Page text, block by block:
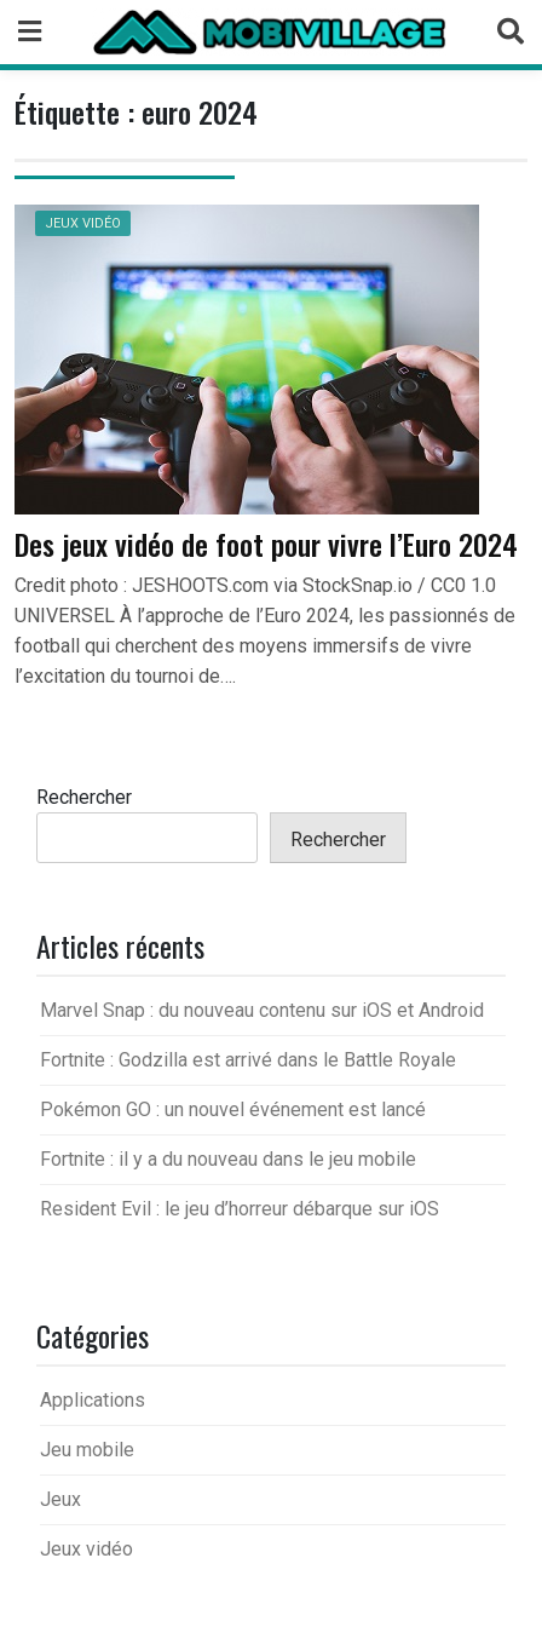
content
Étiquette :euro 2024
JEUX VIDÉO
Des jeux vidéo de foot pour vivre l’Euro 2024
Credit photo : JESHOOTS.com via StockSnap.io / CC0 1.0
UNIVERSEL À l’approche de l’Euro 2024, les passionnés de
football qui cherchent des moyens immersifs de vivre
l’excitation du tournoi de….
Rechercher
Rechercher
Articles récents
Marvel Snap : du nouveau contenu sur iOS et Android
Fortnite : Godzilla est arrivé dans le Battle Royale
Pokémon GO : un nouvel événement est lancé
Fortnite : il y a du nouveau dans le jeu mobile
Resident Evil : le jeu d’horreur débarque sur iOS
Catégories
Applications
Jeu mobile
Jeux
Jeux vidéo